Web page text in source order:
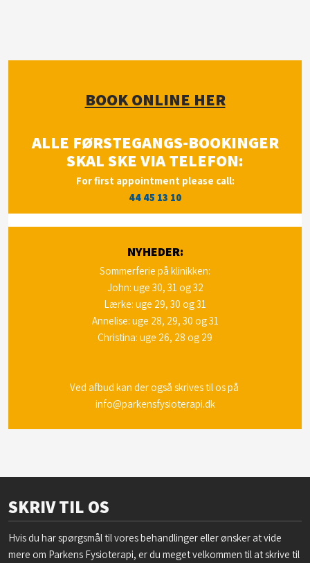
BOOK ONLINE HER
ALLE FØRSTEGANGS-BOOKINGER
SKAL SKE VIA TELEFON:
For​ first appointment please call:
44 45 13 10
NYHEDER:
Sommerferie på klinikken​​:
John: uge 30, 31 og 32
Lærke: uge 29, 30 og 31
Annelise: uge 28, 29, 30 og 31
Christina: uge 26, 28 og 29
Ved afbud kan der også skrives til os på
info@parkensfysioterapi​​.dk
SKRIV TIL OS
Hvis du har spørgsmål til vores behandlinger eller ønsker at vide
mere om Parkens Fysioterapi, er du meget velkommen til at skrive til